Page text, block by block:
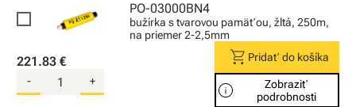
PO-03000BN4
bužírka s tvarovou pamäťou, žltá, 250m,
na priemer 2-2,5mm
221.83 €
- +
shopping_cart Pridať do košíka
info
Zobraziť
podrobnosti